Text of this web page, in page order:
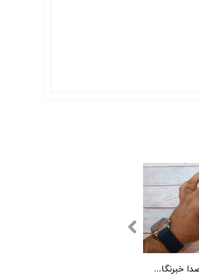
دستگاه ضبط صدا خبرنگاری سونی - شنود صدا